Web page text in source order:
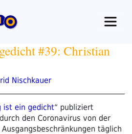
#39: Christian
Nischkauer
ist ein gedicht“ publiziert
den Coronavirus von der
täglich